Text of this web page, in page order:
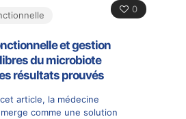
0
et gestion
du microbiote
résultats prouvés
cet article, la médecine
comme une solution